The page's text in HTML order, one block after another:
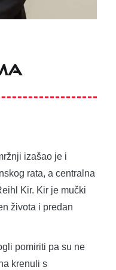
izašao je i
rata, a centralna
Kir. Kir je mučki
života i predan
pomiriti pa su ne
krenuli s